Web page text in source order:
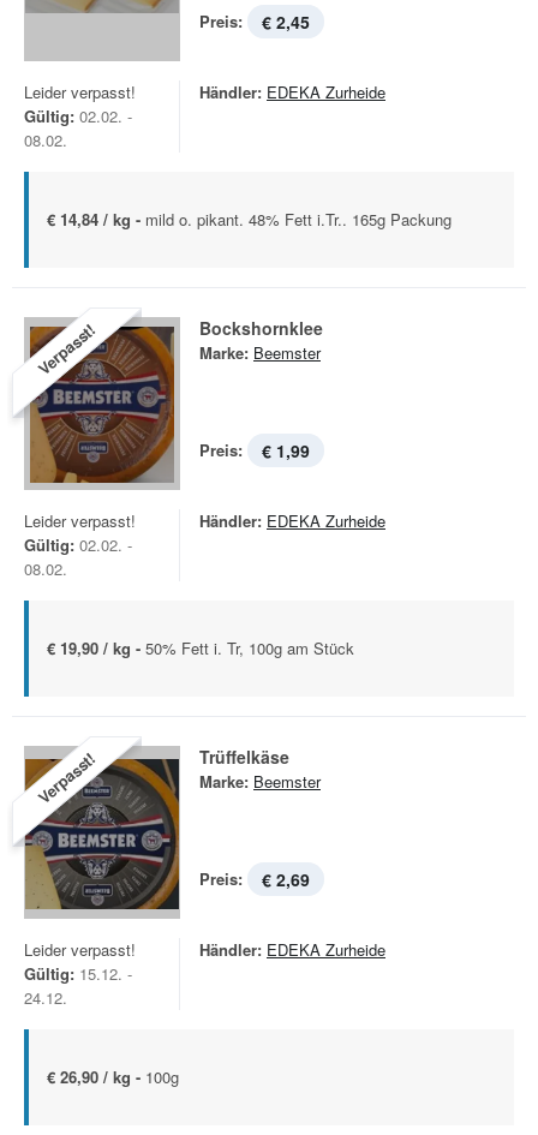
Preis: € 2,45
Leider verpasst!
Gültig: 02.02. -
08.02.
Händler: EDEKA Zurheide
€ 14,84 / kg - mild o. pikant. 48% Fett i.Tr.. 165g Packung
Verpasst! Bockshornklee
Marke: Beemster
Preis: € 1,99
Leider verpasst!
Gültig: 02.02. -
08.02.
Händler: EDEKA Zurheide
€ 19,90 / kg - 50% Fett i. Tr, 100g am Stück
Verpasst! Trüffelkäse
Marke: Beemster
Preis: € 2,69
Leider verpasst!
Gültig: 15.12. -
24.12.
Händler: EDEKA Zurheide
€ 26,90 / kg - 100g